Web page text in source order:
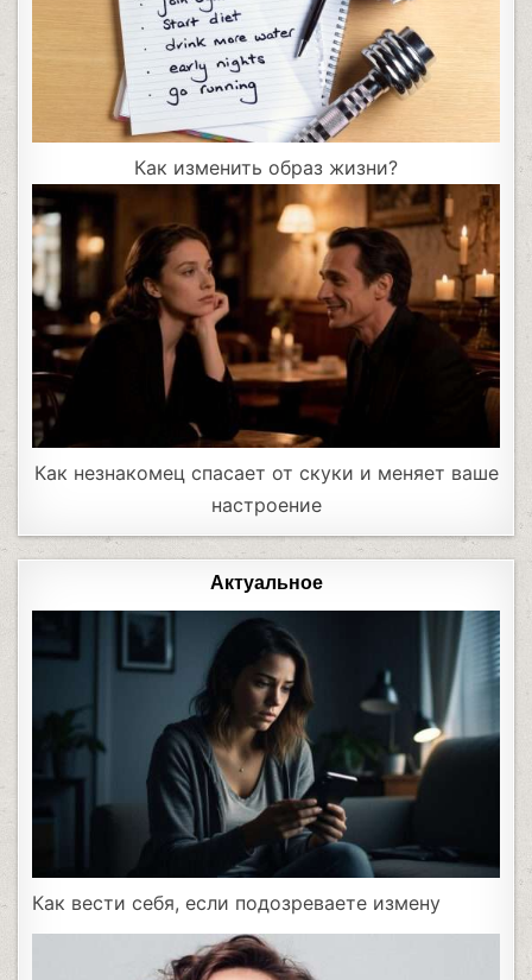
Как изменить образ жизни?
Как незнакомец спасает от скуки и меняет ваше
настроение
Актуальное
Как вести себя, если подозреваете измену